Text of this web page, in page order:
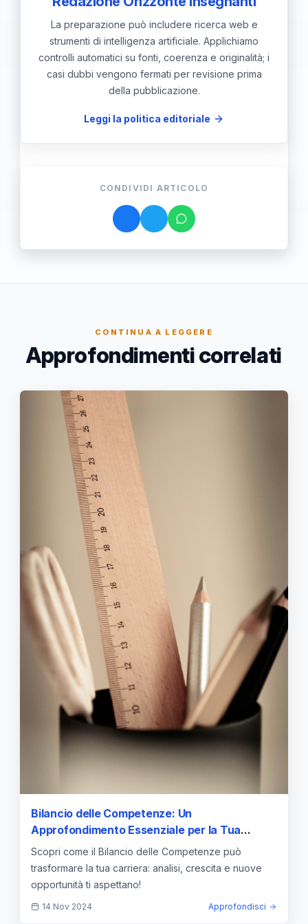
La preparazione può includere ricerca web e
strumenti di intelligenza artificiale. Applichiamo
controlli automatici su fonti, coerenza e originalità; i
casi dubbi vengono fermati per revisione prima
della pubblicazione.
Leggi la politica editoriale
CONDIVIDI ARTICOLO
CONTINUA A LEGGERE
Approfondimenti correlati
Bilancio delle Competenze: Un
Approfondimento Essenziale per la Tua
Crescita Professionale
Scopri come il Bilancio delle Competenze può
trasformare la tua carriera: analisi, crescita e nuove
opportunità ti aspettano!
14 Nov 2024 Approfondisci